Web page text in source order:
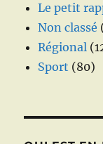
Le petit
Non classé
Régional
Sport (80)